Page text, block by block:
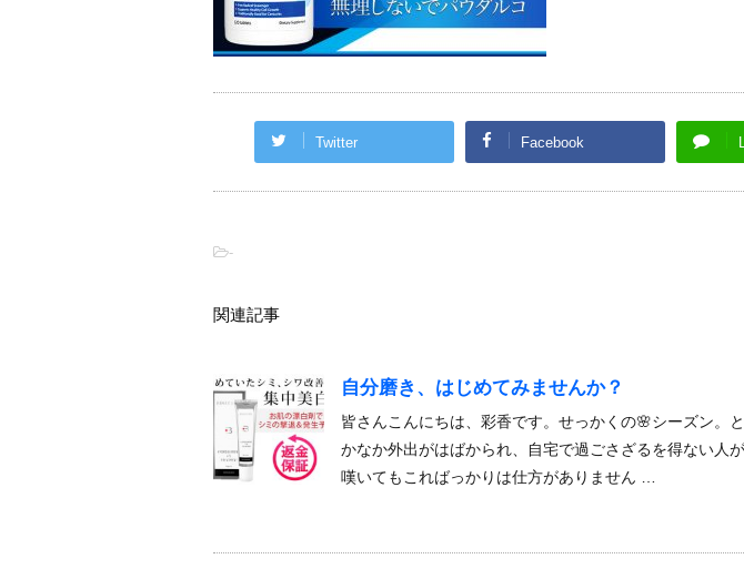
Twitter Facebook
-
関連記事
自分磨き、はじめてみませんか？
皆さんこんにちは、彩香です。せっかくの🌸シーズン。
かなか外出がはばかられ、自宅で過ごさざるを得ない人
嘆いてもこればっかりは仕方がありません …